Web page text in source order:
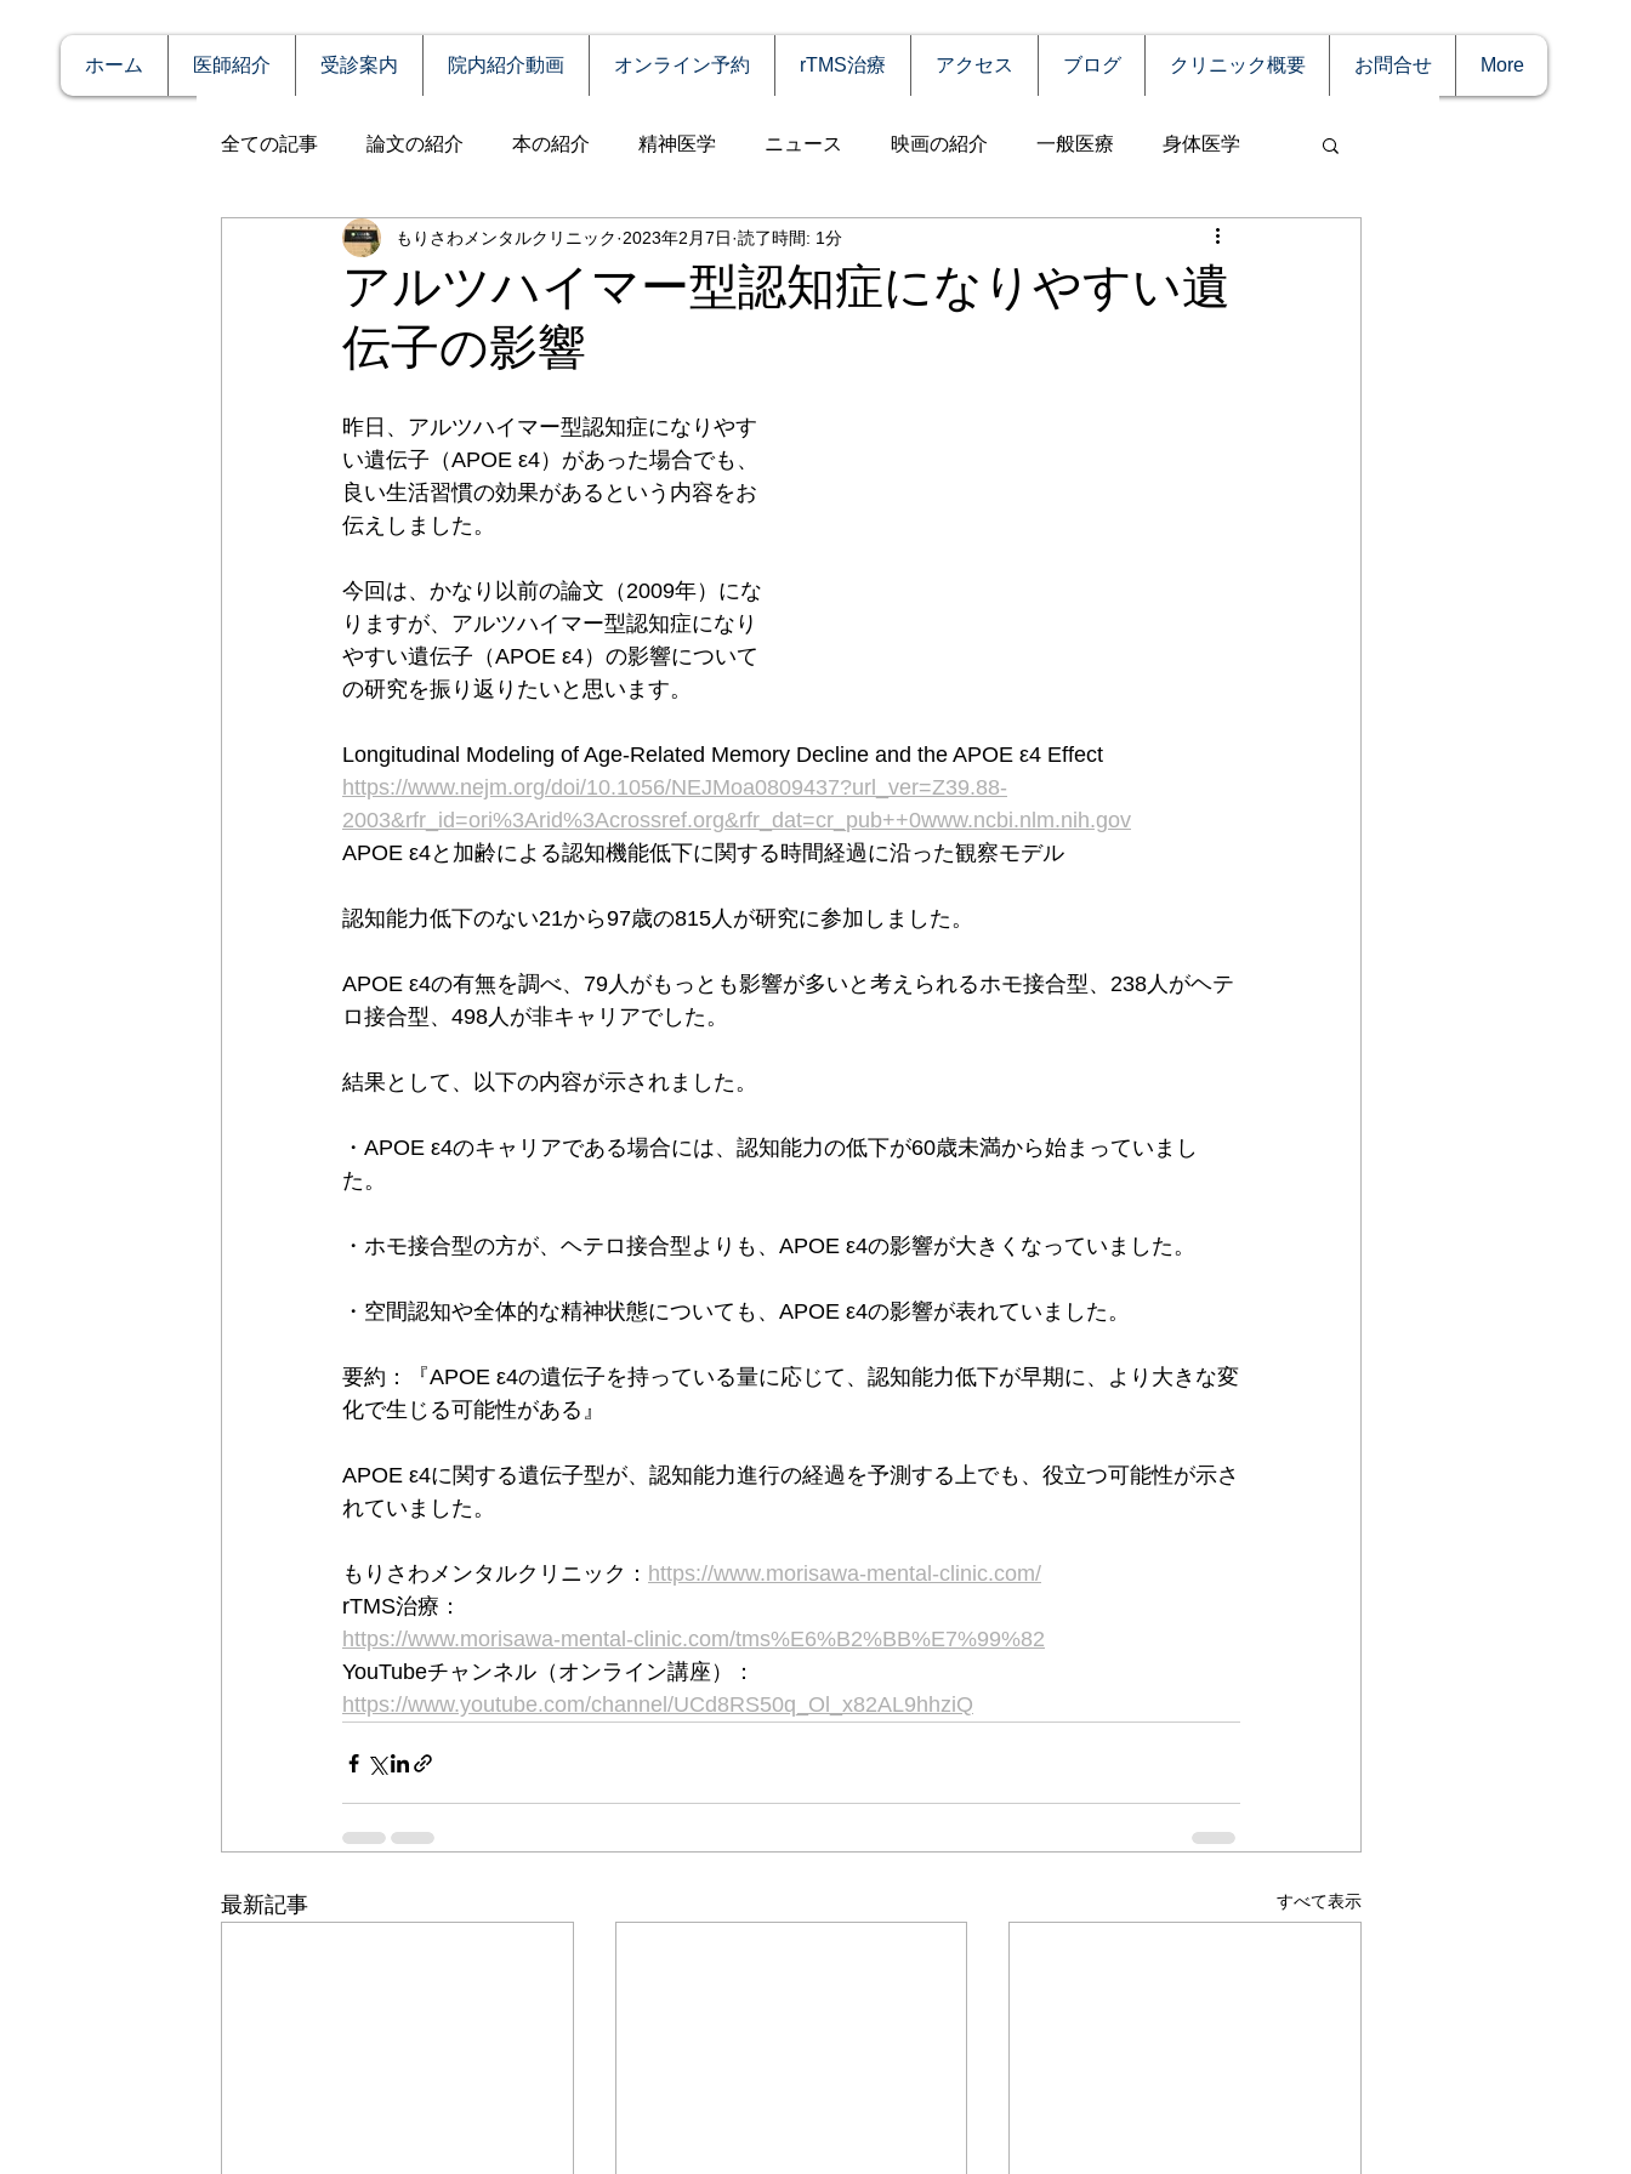
ホーム 医師紹介 受診案内 院内紹介動画 オンライン予約 rTMS治療 アクセス ブログ クリニック概要 お問合せ More
全ての記事 論文の紹介 本の紹介 精神医学 ニュース 映画の紹介 一般医療 身体医学
症例報告 発達障害 自殺 認知症 うつ病
アルコール依存（乱用） 統合失調症
全般性不安障害 パニック障害 摂食障害 強迫性障害
PTSD（心的外傷後ストレス障害）
アルツハイマー型認知症になりやすい遺
伝子の影響
もりさわメンタルクリニック 2023年2月7日 読了時間: 1分
昨日、アルツハイマー型認知症になりやす
い遺伝子（APOE ε4）があった場合でも、
良い生活習慣の効果があるという内容をお
伝えしました。
今回は、かなり以前の論文（2009年）にな
りますが、アルツハイマー型認知症になり
やすい遺伝子（APOE ε4）の影響について
の研究を振り返りたいと思います。
Longitudinal Modeling of Age-Related Memory Decline and the APOE ε4 Effect
https://www.nejm.org/doi/10.1056/NEJMoa0809437?url_ver=Z39.88-
2003&rfr_id=ori%3Arid%3Acrossref.org&rfr_dat=cr_pub++0www.ncbi.nlm.nih.gov
APOE ε4と加齢による認知機能低下に関する時間経過に沿った観察モデル
認知能力低下のない21から97歳の815人が研究に参加しました。
APOE ε4の有無を調べ、79人がもっとも影響が多いと考えられるホモ接合型、238人がヘテ
ロ接合型、498人が非キャリアでした。
結果として、以下の内容が示されました。
・APOE ε4のキャリアである場合には、認知能力の低下が60歳未満から始まっていまし
た。
・ホモ接合型の方が、ヘテロ接合型よりも、APOE ε4の影響が大きくなっていました。
・空間認知や全体的な精神状態についても、APOE ε4の影響が表れていました。
要約：『APOE ε4の遺伝子を持っている量に応じて、認知能力低下が早期に、より大きな変
化で生じる可能性がある』
APOE ε4に関する遺伝子型が、認知能力進行の経過を予測する上でも、役立つ可能性が示さ
れていました。
もりさわメンタルクリニック： https://www.morisawa-mental-clinic.com/
rTMS治療：
https://www.morisawa-mental-clinic.com/tms%E6%B2%BB%E7%99%82
YouTubeチャンネル（オンライン講座）：
https://www.youtube.com/channel/UCd8RS50q_Ol_x82AL9hhziQ
最新記事 すべて表示